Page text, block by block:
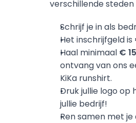
verschillende
Schrijf je in als
Het inschrijfgeld is
Haal minimaal €
ontvang van ons
KiKa runshirt.
Druk jullie logo
jullie bedrijf!
Ren samen met